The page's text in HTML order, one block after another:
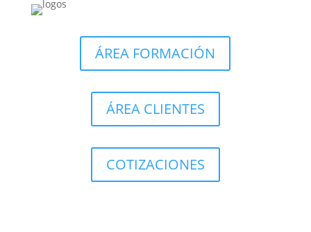
ÁREA FORMACIÓN
ÁREA CLIENTES
COTIZACIONES